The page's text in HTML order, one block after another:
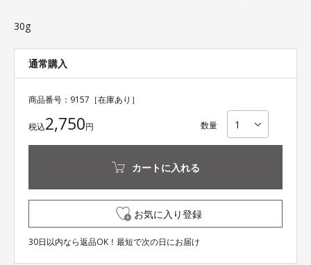
30g
通常購入
商品番号： 9157 ［在庫あり］
税込2,750円 数量
カートに入れる
お気に入り登録
30日以内なら返品OK！最短で次の日にお届け